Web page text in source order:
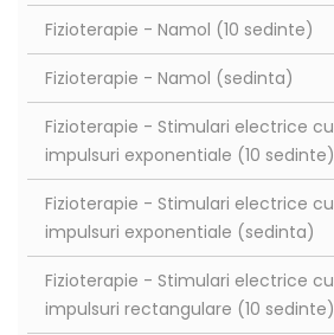
Fizioterapie - Namol (10 sedinte)
Fizioterapie - Namol (sedinta)
Fizioterapie - Stimulari electrice cu
impulsuri exponentiale (10 sedinte)
Fizioterapie - Stimulari electrice cu
impulsuri exponentiale (sedinta)
Fizioterapie - Stimulari electrice cu
impulsuri rectangulare (10 sedinte)